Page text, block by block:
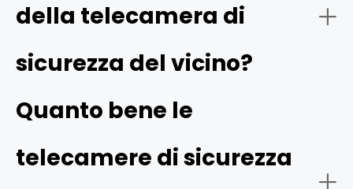
Cancellazione del rumore:
Portata audio:
della telecamera di
sicurezza del vicino?
Quanto bene le
telecamere di sicurezza